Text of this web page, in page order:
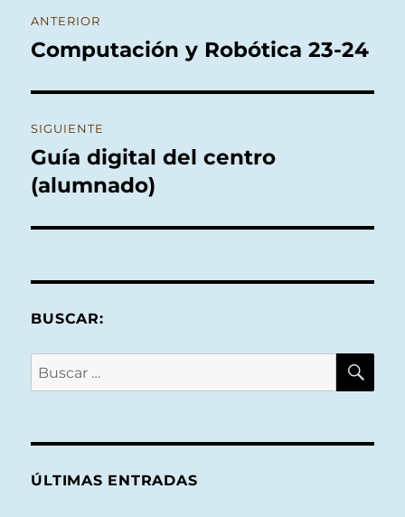
de
ANTERIOR
Entrada
Computación y Robótica 23-24
SIGUIENTE
Entrada
siguiente:
Guía digital del centro
(alumnado)
BUSCAR:
Buscar
por:
ÚLTIMAS ENTRADAS